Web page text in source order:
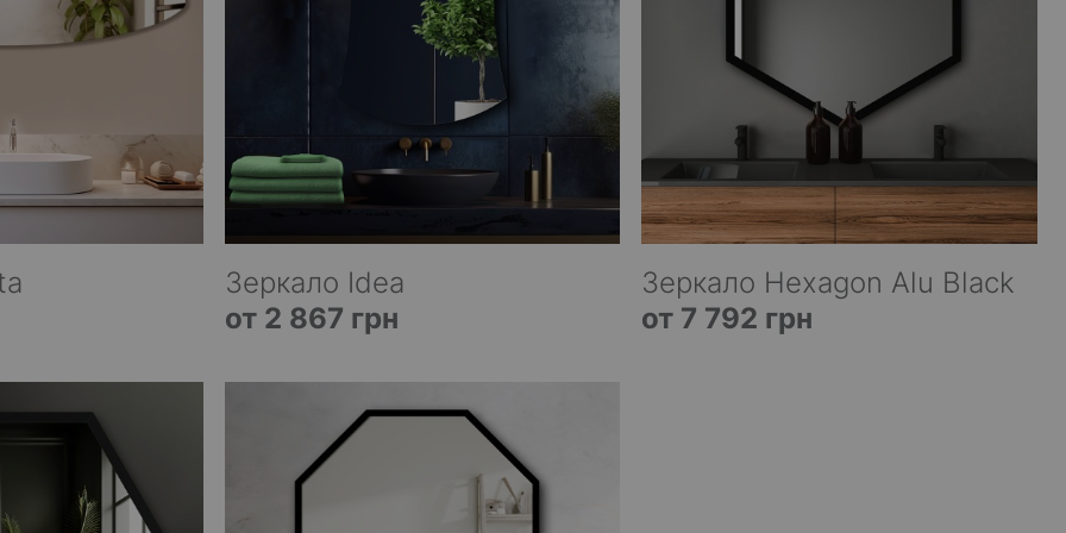
Зеркало Idea
от 2 867 грн
Зеркало Hexagon Alu Black
от 7 792 грн